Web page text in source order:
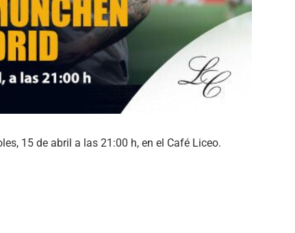
15 de abril a las 21:00 h, en el Café Liceo.